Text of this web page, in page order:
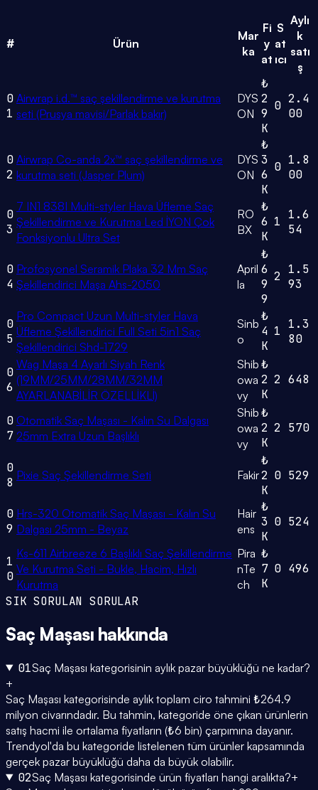
# Ürün
Mar
ka
Fi
y
at
S
at
ıcı
Aylı
k
satı
ş
0
1
Airwrap i.d.™ saç şekillendirme ve kurutma
seti (Prusya mavisi/Parlak bakır)
DYS
ON
₺
2
9
K
0 2.4
00
0
2
Airwrap Co-anda 2x™ saç şekillendirme ve
kurutma seti (Jasper Plum)
DYS
ON
₺
3
6
K
0 1.8
00
0
3
7 IN1 838I Multi-styler Hava Üfleme Saç
Şekillendirme ve Kurutma Led İYON Çok
Fonksiyonlu Ultra Set
RO
BX
₺
6
K
1
1.6
54
0
4
Profosyonel Seramik Plaka 32 Mm Saç
Şekillendirici Maşa Ahs-2050
April
la
₺
6
9
9
2
1.5
93
0
5
Pro Compact Uzun Multi-styler Hava
Üfleme Şekillendirici Full Seti 5in1 Saç
Şekillendirici Shd-1729
Sinb
o
₺
4
K
1
1.3
80
0
6
Wag Maşa 4 Ayarlı Siyah Renk
(19MM/25MM/28MM/32MM
AYARLANABİLİR ÖZELLİKLİ)
Shib
owa
vy
₺
2
K
2 648
0
7
Otomatik Saç Maşası - Kalın Su Dalgası
25mm Extra Uzun Başlıklı
Shib
owa
vy
₺
2
K
2 570
0
8 Pixie Saç Şekillendirme Seti Fakir
₺
2
K
0 529
0
9
Hrs-320 Otomatik Saç Maşası - Kalın Su
Dalgası 25mm - Beyaz
Hair
ens
₺
3
K
0 524
1
0
Ks-611 Airbreeze 6 Başlıklı Saç Şekillendirme
Ve Kurutma Seti - Bukle, Hacim, Hızlı
Kurutma
Pira
nTe
ch
₺
7
K
0 496
SIK SORULAN SORULAR
Saç Maşası hakkında
01Saç Maşası kategorisinin aylık pazar büyüklüğü ne kadar?
+
Saç Maşası kategorisinde aylık toplam ciro tahmini ₺264.9
milyon civarındadır. Bu tahmin, kategoride öne çıkan ürünlerin
satış hacmi ile ortalama fiyatların (₺6 bin) çarpımına dayanır.
Trendyol'da bu kategoride listelenen tüm ürünler kapsamında
gerçek pazar büyüklüğü daha da büyük olabilir.
02Saç Maşası kategorisinde ürün fiyatları hangi aralıkta?+